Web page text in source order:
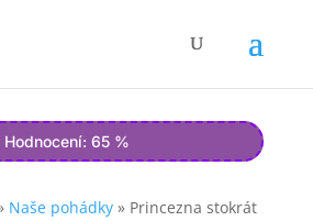
Hodnocení: 65 %
Naše pohádky» Princezna stokrát